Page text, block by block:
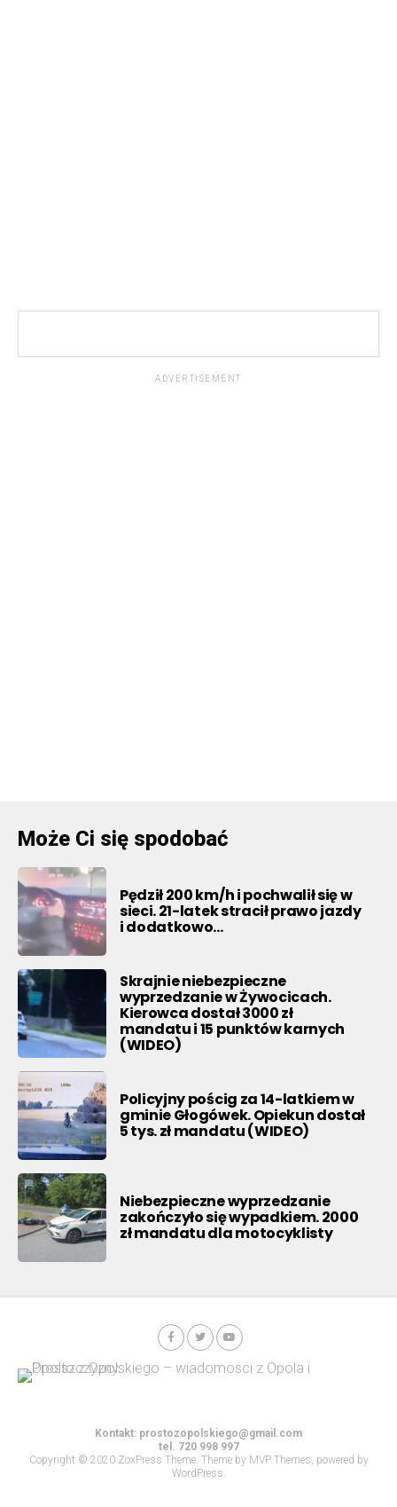
ADVERTISEMENT
Może Ci się spodobać
Pędził 200 km/h i pochwalił się w
sieci. 21-latek stracił prawo jazdy
i dodatkowo…
Skrajnie niebezpieczne
wyprzedzanie w Żywocicach.
Kierowca dostał 3000 zł
mandatu i 15 punktów karnych
(WIDEO)
Policyjny pościg za 14-latkiem w
gminie Głogówek. Opiekun dostał
5 tys. zł mandatu (WIDEO)
Niebezpieczne wyprzedzanie
zakończyło się wypadkiem. 2000
zł mandatu dla motocyklisty
Kontakt: prostozopolskiego@gmail.com
tel. 720 998 997
Copyright © 2020 ZoxPress Theme. Theme by MVP Themes, powered by
WordPress.